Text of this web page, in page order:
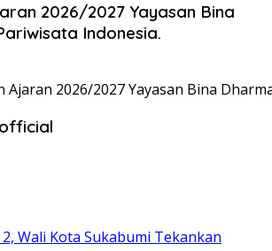
2026/2027 Yayasan Bina
Indonesia.
Ajaran 2026/2027 Yayasan Bina